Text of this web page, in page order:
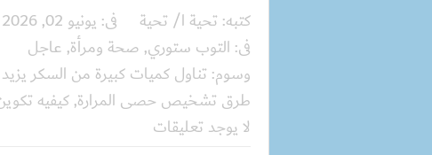
كتبه: تحية ا/ تحية فى: يونيو 02, 2026
فى: التوب ستوري, صحة ومرأة, عاجل
وسوم: تناول كميات كبيرة من السكر
طرق تشخيص حصى المرارة,كيفيه
لا يوجد تعليقات